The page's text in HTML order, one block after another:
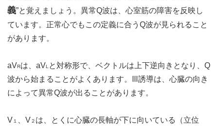
義”と覚えましょう。異常Q波は、心室筋の障害を反映し
ています。正常心でもこの定義に合うQ波が見られること
があります。
aVRは、aVLと対称形で、ベクトルは上下逆向きとなり、Q
波から始まることがよくあります。Ⅲ誘導は、心臓の向き
によって異常Q波が出ることがあります。
V１ 、V２ は、とくに心臓の長軸が下に向いている（立位